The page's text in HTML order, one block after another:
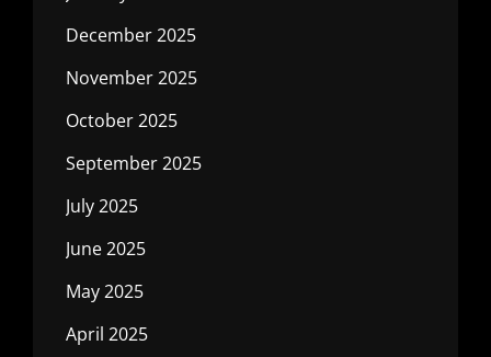
December 2025
November 2025
October 2025
September 2025
July 2025
June 2025
May 2025
April 2025